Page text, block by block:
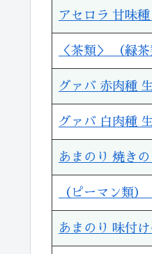
アセロラ 甘味種
＜茶類＞ （緑
グァバ 赤肉種 生
グァバ 白肉種 生
あまのり 焼きの
（ピーマン類
あまのり 味付け